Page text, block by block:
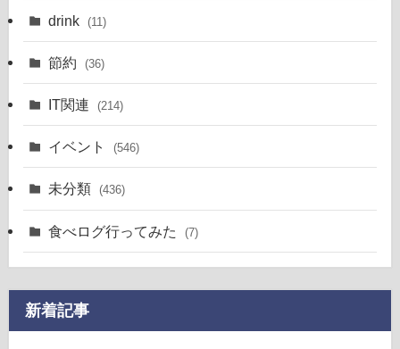
drink (11)
節約 (36)
IT関連 (214)
イベント (546)
未分類 (436)
食べログ行ってみた (7)
新着記事